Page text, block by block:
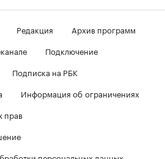
Редакция
Архив программ
Подключение
Подписка на РБК
Информация об ограничениях
прав